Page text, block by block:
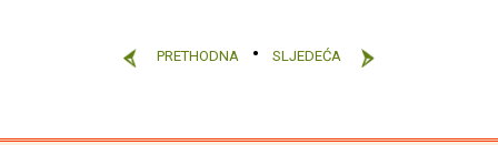
PRETHODNA SLJEDEĆA